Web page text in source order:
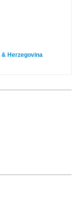
& Herzegovina